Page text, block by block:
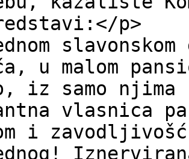
p>
u malom
iz samo njima
vlasnica
i